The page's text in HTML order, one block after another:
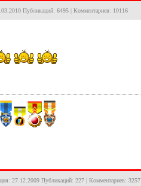
Публикаций: 6495 | Комментариев: 10116
27.12.2009 Публикаций: 227 | Комментариев: 3257